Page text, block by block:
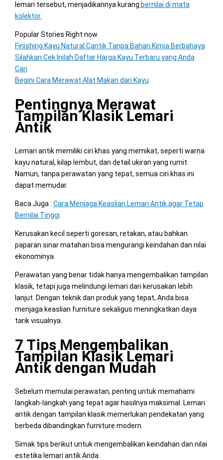
lemari tersebut, menjadikannya kurang bernilai di mata
kolektor.
Popular Stories Right now
Finishing Kayu Natural Cantik Tanpa Bahan Kimia Berbahaya
Silahkan Cek Inilah Daftar Harga Kayu Terbaru yang Anda
Cari
Begini Cara Merawat Alat Makan dari Kayu
Pentingnya Merawat
Tampilan Klasik Lemari
Antik
Lemari antik memiliki ciri khas yang memikat, seperti warna
kayu natural, kilap lembut, dan detail ukiran yang rumit.
Namun, tanpa perawatan yang tepat, semua ciri khas ini
dapat memudar.
Baca Juga : Cara Menjaga Keaslian Lemari Antik agar Tetap
Bernilai Tinggi
Kerusakan kecil seperti goresan, retakan, atau bahkan
paparan sinar matahari bisa mengurangi keindahan dan nilai
ekonominya.
Perawatan yang benar tidak hanya mengembalikan tampilan
klasik, tetapi juga melindungi lemari dari kerusakan lebih
lanjut. Dengan teknik dan produk yang tepat, Anda bisa
menjaga keaslian furniture sekaligus meningkatkan daya
tarik visualnya.
7 Tips Mengembalikan
Tampilan Klasik Lemari
Antik dengan Mudah
Sebelum memulai perawatan, penting untuk memahami
langkah-langkah yang tepat agar hasilnya maksimal. Lemari
antik dengan tampilan klasik memerlukan pendekatan yang
berbeda dibandingkan furniture modern.
Simak tips berikut untuk mengembalikan keindahan dan nilai
estetika lemari antik Anda.